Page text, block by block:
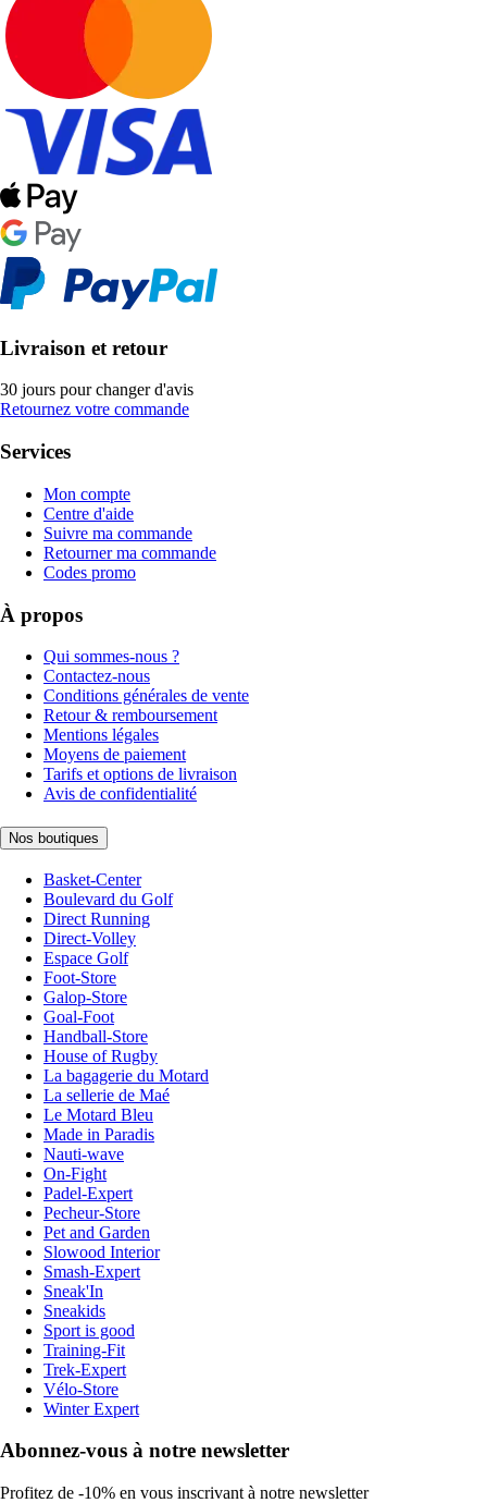
Livraison et retour
30 jours pour changer d'avis
Retournez votre commande
Services
Mon compte
Centre d'aide
Suivre ma commande
Retourner ma commande
Codes promo
À propos
Qui sommes-nous ?
Contactez-nous
Conditions générales de vente
Retour & remboursement
Mentions légales
Moyens de paiement
Tarifs et options de livraison
Avis de confidentialité
Nos boutiques
Basket-Center
Boulevard du Golf
Direct Running
Direct-Volley
Espace Golf
Foot-Store
Galop-Store
Goal-Foot
Handball-Store
House of Rugby
La bagagerie du Motard
La sellerie de Maé
Le Motard Bleu
Made in Paradis
Nauti-wave
On-Fight
Padel-Expert
Pecheur-Store
Pet and Garden
Slowood Interior
Smash-Expert
Sneak'In
Sneakids
Sport is good
Training-Fit
Trek-Expert
Vélo-Store
Winter Expert
Abonnez-vous à notre newsletter
Profitez de -10% en vous inscrivant à notre newsletter